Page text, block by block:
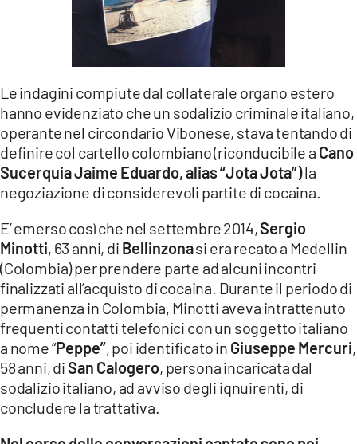
Le indagini compiute dal collaterale organo estero
hanno evidenziato che un sodalizio criminale italiano,
operante nel circondario Vibonese, stava tentando di
definire col cartello colombiano (riconducibile a Cano
Sucerquia Jaime Eduardo, alias “Jota Jota”)la
negoziazione di considerevoli partite di cocaina.
E’ emerso così che nel settembre 2014,Sergio
Minotti, 63 anni, di Bellinzonasi era recato a Medellin
(Colombia) per prendere parte ad alcuni incontri
finalizzati all’acquisto di cocaina. Durante il periodo di
permanenza in Colombia, Minotti aveva intrattenuto
frequenti contatti telefonici con un soggetto italiano
a nome “Peppe”, poi identificato in Giuseppe Mercuri,
58 anni, diSan Calogero, persona incaricata dal
sodalizio italiano, ad avviso degli iqnuirenti, di
concludere la trattativa.